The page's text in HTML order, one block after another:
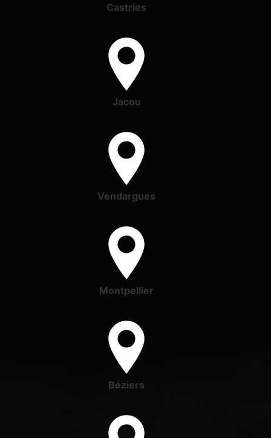
Castries
Jacou
Vendargues
Montpellier
Béziers